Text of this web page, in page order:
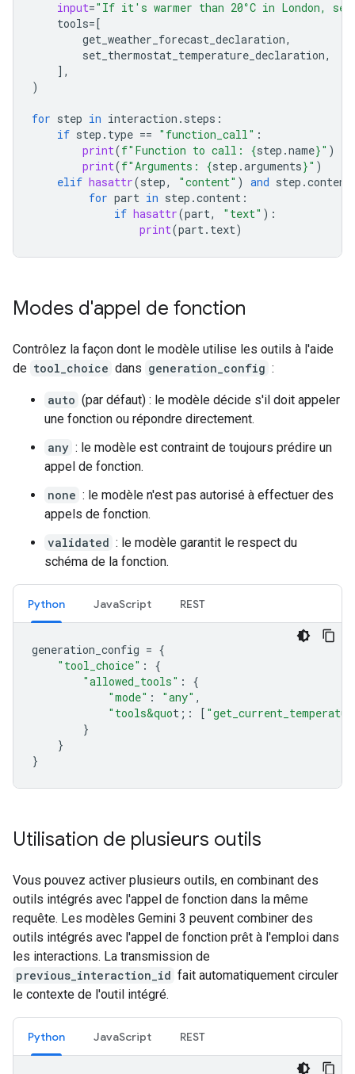
input="If it's warmer than 20°C in London,
tools= [
get_weather_forecast_declaration,
set_thermostat_temperature_declaration,
],
)
for step in interaction . steps :
if step . type == "function_call" :
print(f"Function to call: {step .name}" )
print(f"Arguments: {step .arguments}" )
elif hasattr(step, "content" ) and step .content
for part in step .content :
if hasattr(part, "text" ):
print(part. text)
Modes d'appel de fonction
Contrôlez la façon dont le modèle utilise les outils à l'aide
de tool_choice dans generation_config :
auto (par défaut) : le modèle décide s'il doit appeler
une fonction ou répondre directement.
any : le modèle est contraint de toujours prédire un
appel de fonction.
none : le modèle n'est pas autorisé à effectuer des
appels de fonction.
validated : le modèle garantit le respect du
schéma de la fonction.
Python JavaScript REST
generation_config = {
"tool_choice" :
{
"allowed_tools" :
{
"mode" : "any" ,
"tools&quot; : [
}
}
}
Utilisation de plusieurs outils
Vous pouvez activer plusieurs outils, en combinant des
outils intégrés avec l'appel de fonction dans la même
requête. Les modèles Gemini 3 peuvent combiner des
outils intégrés avec l'appel de fonction prêt à l'emploi dans
les interactions. La transmission de
previous_interaction_id fait automatiquement circuler
le contexte de l'outil intégré.
Python JavaScript REST